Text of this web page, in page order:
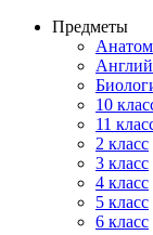
Предметы
10
11
2 класс
3 класс
4 класс
5 класс
6 класс